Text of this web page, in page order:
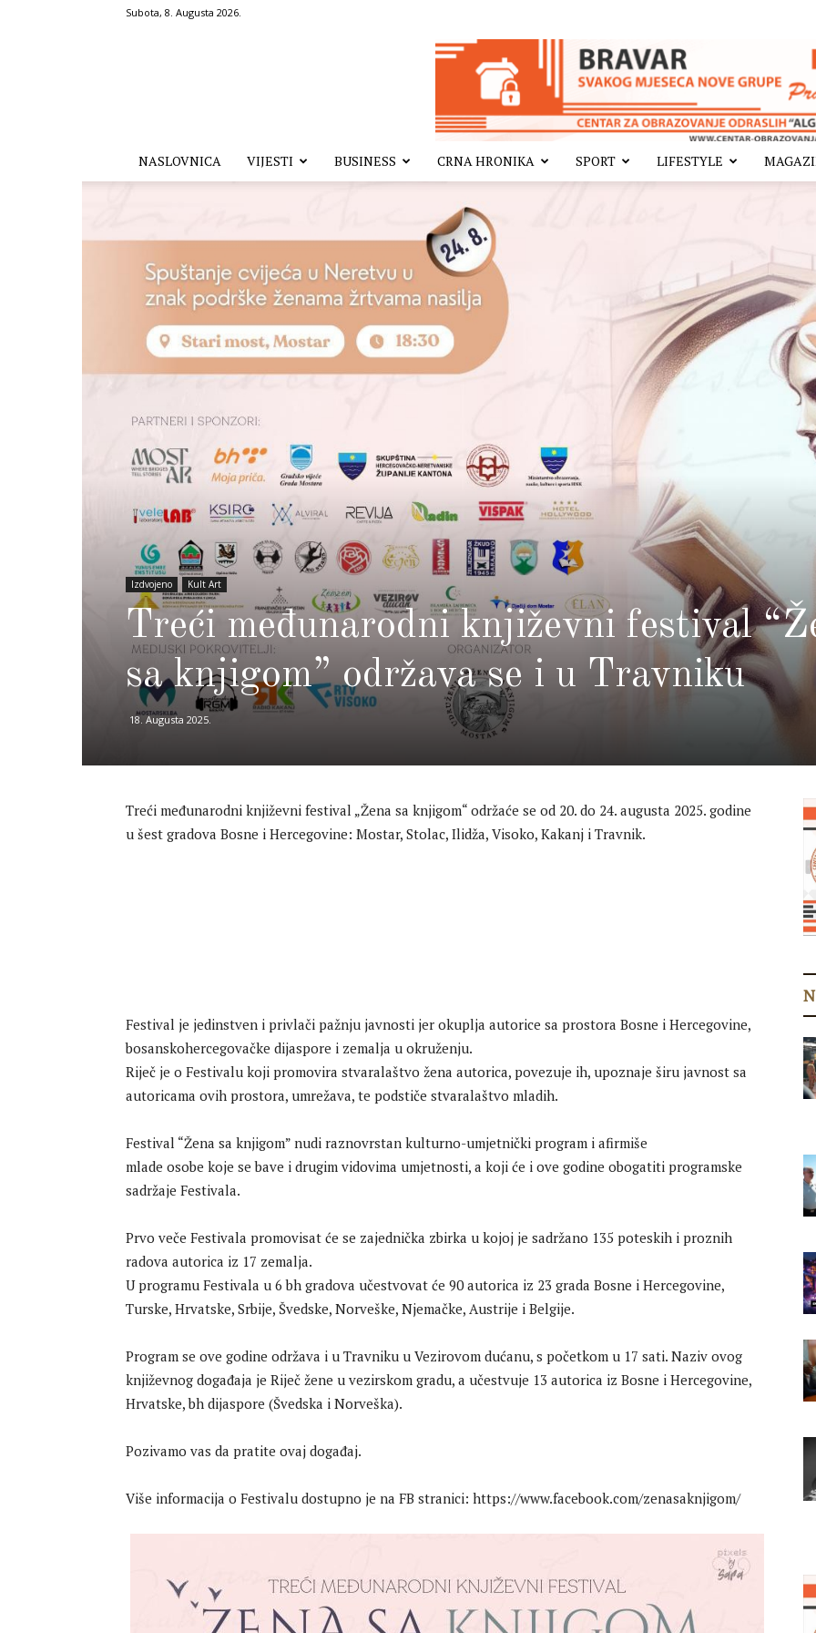
Subota, 8. Augusta 2026.
NASLOVNICA VIJESTI BUSINESS CRNA HRONIKA SPORT LIFESTYLE
Izdvojeno Kult Art
Treći međunarodni književni festival
sa knjigom” održava se i u Travniku
18. Augusta 2025.
Treći međunarodni književni festival „Žena sa knjigom“ održaće se od 20. do 24. augusta 2025. godine
u šest gradova Bosne i Hercegovine: Mostar, Stolac, Ilidža, Visoko, Kakanj i Travnik.
Festival je jedinstven i privlači pažnju javnosti jer okuplja autorice sa prostora Bosne i Hercegovine,
bosanskohercegovačke dijaspore i zemalja u okruženju.
Riječ je o Festivalu koji promovira stvaralaštvo žena autorica, povezuje ih, upoznaje širu javnost sa
autoricama ovih prostora, umrežava, te podstiče stvaralaštvo mladih.
Festival “Žena sa knjigom” nudi raznovrstan kulturno-umjetnički program i afirmiše
mlade osobe koje se bave i drugim vidovima umjetnosti, a koji će i ove godine obogatiti programske
sadržaje Festivala.
Prvo veče Festivala promovisat će se zajednička zbirka u kojoj je sadržano 135 poteskih i proznih
radova autorica iz 17 zemalja.
U programu Festivala u 6 bh gradova učestvovat će 90 autorica iz 23 grada Bosne i Hercegovine,
Turske, Hrvatske, Srbije, Švedske, Norveške, Njemačke, Austrije i Belgije.
Program se ove godine održava i u Travniku u Vezirovom dućanu, s početkom u 17 sati. Naziv ovog
književnog događaja je Riječ žene u vezirskom gradu, a učestvuje 13 autorica iz Bosne i Hercegovine,
Hrvatske, bh dijaspore (Švedska i Norveška).
Pozivamo vas da pratite ovaj događaj.
Više informacija o Festivalu dostupno je na FB stranici: https://www.facebook.com/zenasaknjigom/